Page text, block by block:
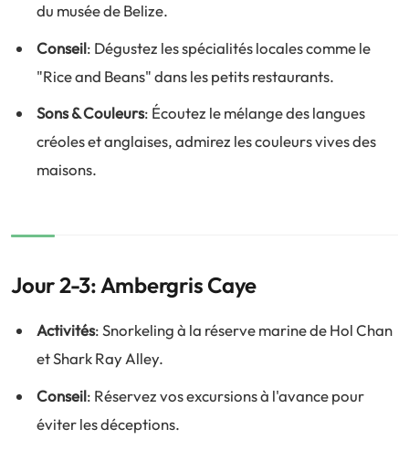
du musée de Belize.
Conseil: Dégustez les spécialités locales comme le
"Rice and Beans" dans les petits restaurants.
Sons & Couleurs: Écoutez le mélange des langues
créoles et anglaises, admirez les couleurs vives des
maisons.
Jour 2-3: Ambergris Caye
Activités: Snorkeling à la réserve marine de Hol Chan
et Shark Ray Alley.
Conseil: Réservez vos excursions à l'avance pour
éviter les déceptions.